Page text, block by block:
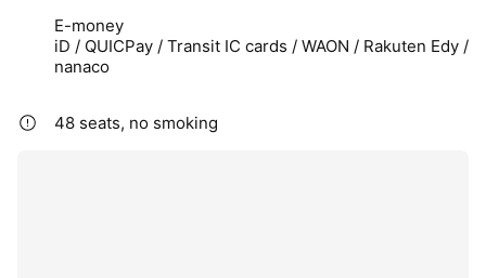
E-money
iD / QUICPay / Transit IC cards / WAON / Rakuten Edy /
nanaco
48 seats, no smoking